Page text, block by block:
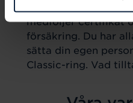
medföljer certifikat
försäkring. Du har
sätta din egen
Classic-ring. Vad